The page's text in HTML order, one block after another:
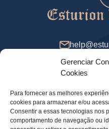
Gerenciar
Cookies
Para fornecer as melhores
cookies para armazenar e/ou
Consentir a essas tecnologias nos
comportamento de navegação ou
Das 9 às 18
Métodos